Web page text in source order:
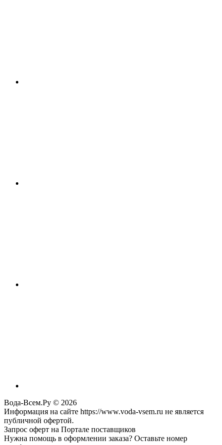
Вода-Всем.Ру © 2026
Информация на сайте https://www.voda-vsem.ru не является
публичной офертой.
Запрос оферт на Портале поставщиков
Нужна помощь в оформлении заказа? Оставьте номер